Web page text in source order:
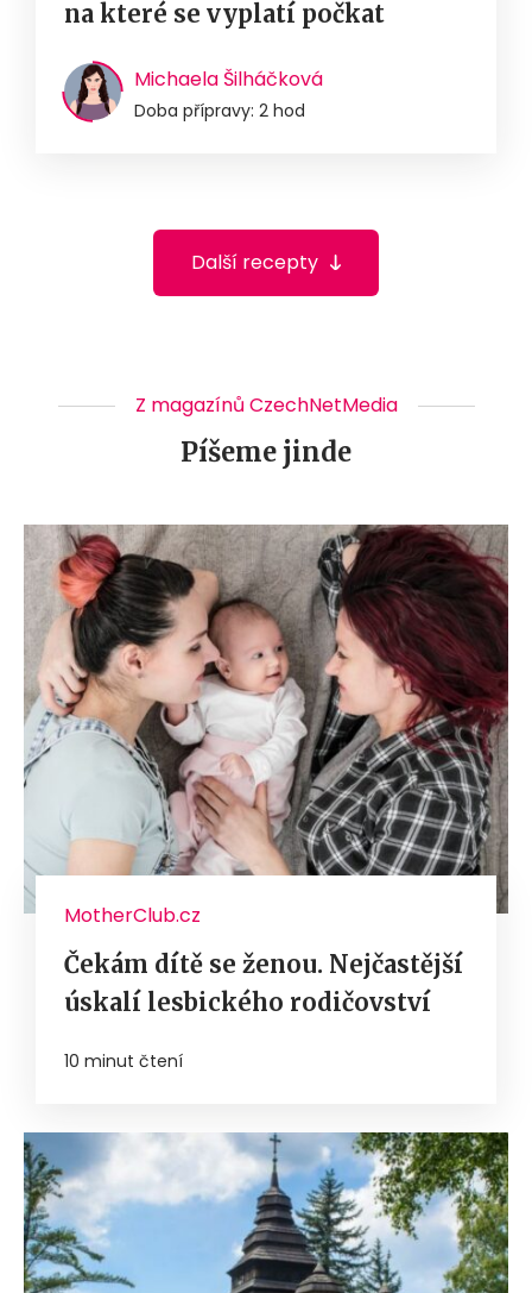
na které se vyplatí počkat
Michaela Šilháčková
Doba přípravy: 2 hod
Další recepty
Z magazínů CzechNetMedia
Píšeme jinde
MotherClub.cz
Čekám dítě se ženou. Nejčastější
úskalí lesbického rodičovství
10 minut čtení